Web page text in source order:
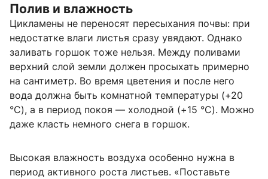
Полив и влажность
Цикламены не переносят пересыхания почвы: при
недостатке влаги листья сразу увядают. Однако
заливать горшок тоже нельзя. Между поливами
верхний слой земли должен просыхать примерно
на сантиметр. Во время цветения и после него
вода должна быть комнатной температуры (+20
°C), а в период покоя — холодной (+15 °C). Можно
даже класть немного снега в горшок.
Высокая влажность воздуха особенно нужна в
период активного роста листьев. «Поставьте